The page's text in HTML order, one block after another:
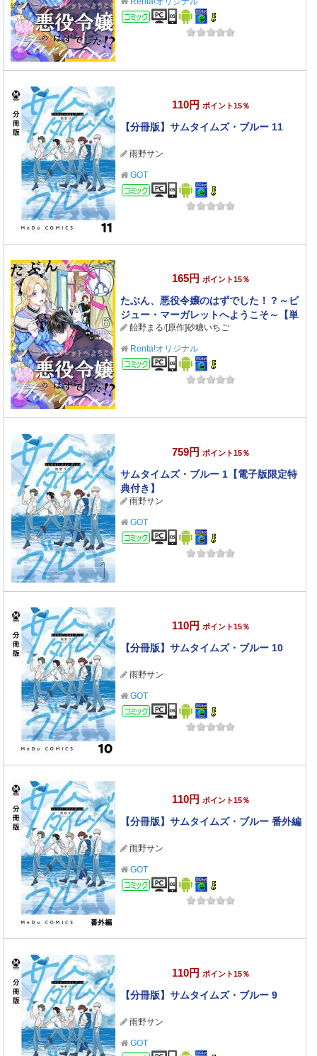
コミック
110円 ポイント15％
【分冊版】サムタイムズ・ブルー 11
雨野サン
GOT
コミック
165円 ポイント15％
たぶん、悪役令嬢のはずでした！？～ビ
ジュー・マーガレットへようこそ～【単
話】 6
飴野まる/[原作]砂糖いちご
Renta!オリジナル
コミック
759円 ポイント15％
サムタイムズ・ブルー 1【電子版限定特
典付き】
雨野サン
GOT
コミック
110円 ポイント15％
【分冊版】サムタイムズ・ブルー 10
雨野サン
GOT
コミック
110円 ポイント15％
【分冊版】サムタイムズ・ブルー 番外編
雨野サン
GOT
コミック
110円 ポイント15％
【分冊版】サムタイムズ・ブルー 9
雨野サン
GOT